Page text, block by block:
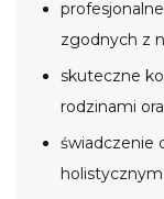
zgodnych z
skuteczne
rodzinami
świadczenie